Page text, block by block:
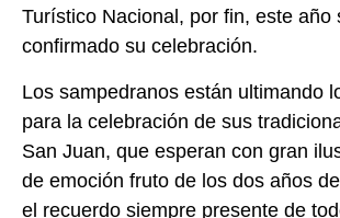
Turístico Nacional, por fin, este año
confirmado su celebración.
Los sampedranos están ultimando
para la celebración de sus
San Juan, que esperan con gran
de emoción fruto de los dos años
el recuerdo siempre presente de